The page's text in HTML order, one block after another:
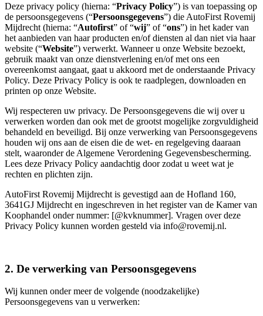
Deze privacy policy (hierna: “Privacy Policy”) is van toepassing op
de persoonsgegevens (“Persoonsgegevens”) die AutoFirst Rovemij
Mijdrecht (hierna: “Autofirst” of “wij” of “ons”) in het kader van
het aanbieden van haar producten en/of diensten al dan niet via haar
website (“Website”) verwerkt. Wanneer u onze Website bezoekt,
gebruik maakt van onze dienstverlening en/of met ons een
overeenkomst aangaat, gaat u akkoord met de onderstaande Privacy
Policy. Deze Privacy Policy is ook te raadplegen, downloaden en
printen op onze Website.
Wij respecteren uw privacy. De Persoonsgegevens die wij over u
verwerken worden dan ook met de grootst mogelijke zorgvuldigheid
behandeld en beveiligd. Bij onze verwerking van Persoonsgegevens
houden wij ons aan de eisen die de wet- en regelgeving daaraan
stelt, waaronder de Algemene Verordening Gegevensbescherming.
Lees deze Privacy Policy aandachtig door zodat u weet wat je
rechten en plichten zijn.
AutoFirst Rovemij Mijdrecht is gevestigd aan de Hofland 160,
3641GJ Mijdrecht en ingeschreven in het register van de Kamer van
Koophandel onder nummer: [@kvknummer]. Vragen over deze
Privacy Policy kunnen worden gesteld via info@rovemij.nl.
2. De verwerking van Persoonsgegevens
Wij kunnen onder meer de volgende (noodzakelijke)
Persoonsgegevens van u verwerken: